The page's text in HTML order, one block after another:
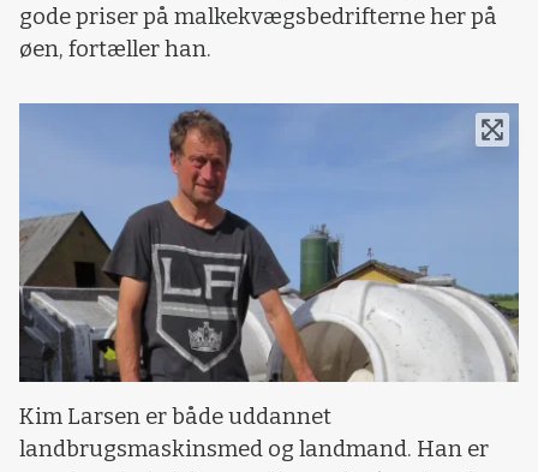
gode priser på malkekvægsbedrifterne her på
øen, fortæller han.
Kim Larsen er både uddannet
landbrugsmaskinsmed og landmand. Han er